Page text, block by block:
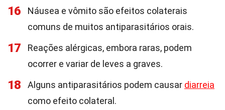
16
Náusea e vômito são efeitos colaterais
comuns de muitos antiparasitários orais.
17
Reações alérgicas, embora raras, podem
ocorrer e variar de leves a graves.
18 Alguns antiparasitários podem causar diarreia
como efeito colateral.